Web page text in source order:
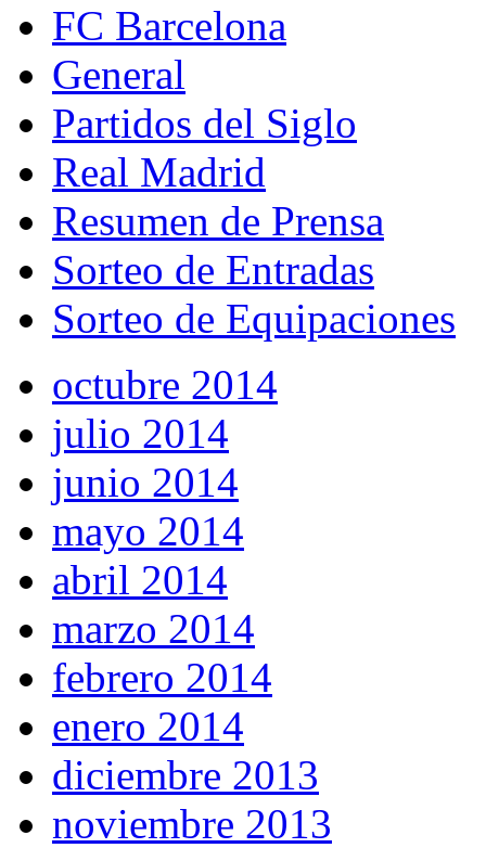
FC Barcelona
General
Partidos del Siglo
Real Madrid
Resumen de Prensa
Sorteo de Entradas
Sorteo de Equipaciones
octubre 2014
julio 2014
junio 2014
mayo 2014
abril 2014
marzo 2014
febrero 2014
enero 2014
diciembre 2013
noviembre 2013